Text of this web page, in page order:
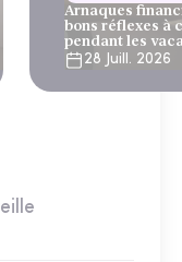
Arnaques
bons réflexes à
pendant les
28 Juill. 2026